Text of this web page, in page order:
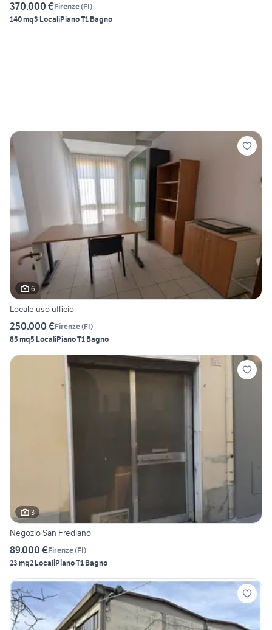
370.000 €Firenze(FI)
140 mq3 LocaliPiano T1 Bagno
6
Locale uso ufficio
250.000 €Firenze(FI)
85 mq5 LocaliPiano T1 Bagno
3
Negozio San Frediano
89.000 €Firenze(FI)
23 mq2 LocaliPiano T1 Bagno